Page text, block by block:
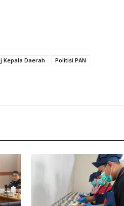
Kepala Daerah Politisi PAN